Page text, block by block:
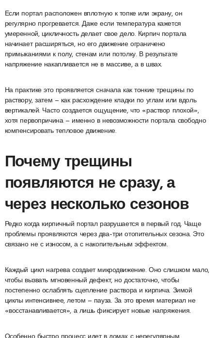
Если портал расположен вплотную к топке или экрану, он
регулярно прогревается. Даже если температура кажется
умеренной, цикличность делает свое дело. Кирпич портала
начинает расширяться, но его движение ограничено
примыканиями к полу, стенам или потолку. В результате
напряжение накапливается не в массиве, а в швах.
На практике это проявляется сначала как тонкие трещины по
раствору, затем — как расхождение кладки по углам или вдоль
вертикалей. Часто создается ощущение, что «раствор плохой»,
хотя первопричина — именно в невозможности портала свободно
компенсировать тепловое движение.
Почему трещины
появляются не сразу, а
через несколько сезонов
Редко когда кирпичный портал разрушается в первый год. Чаще
проблемы проявляются через два–три отопительных сезона. Это
связано не с износом, а с накопительным эффектом.
Каждый цикл нагрева создает микродвижение. Оно слишком мало,
чтобы вызвать мгновенный дефект, но достаточно, чтобы
постепенно ослаблять сцепление раствора и кирпича. Зимой
циклы интенсивнее, летом — пауза. За это время материал не
«восстанавливается», а лишь фиксирует новые напряжения.